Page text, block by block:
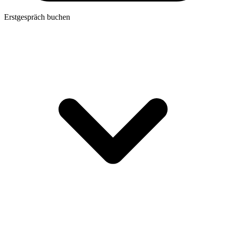
Erstgespräch buchen